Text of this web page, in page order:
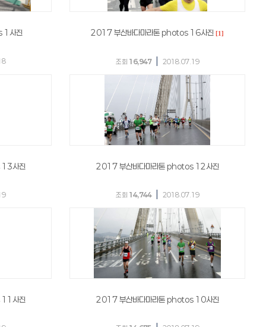
1사진 2017 부산바다마라톤 photos 16사진 [1]
조회 16,947 2018.07.19
사진 2017 부산바다마라톤 photos 12사진
조회 14,744 2018.07.19
사진 2017 부산바다마라톤 photos 10사진